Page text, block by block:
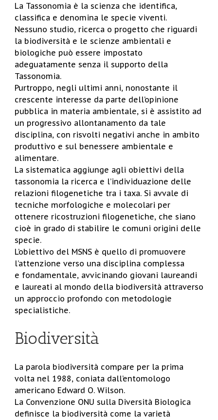
La Tassonomia è la scienza che identifica,
classifica e denomina le specie viventi.
Nessuno studio, ricerca o progetto che riguardi
la biodiversità e le scienze ambientali e
biologiche può essere impostato
adeguatamente senza il supporto della
Tassonomia.
Purtroppo, negli ultimi anni, nonostante il
crescente interesse da parte dell’opinione
pubblica in materia ambientale, si è assistito ad
un progressivo allontanamento da tale
disciplina, con risvolti negativi anche in ambito
produttivo e sul benessere ambientale e
alimentare.
La sistematica aggiunge agli obiettivi della
tassonomia la ricerca e l’individuazione delle
relazioni filogenetiche tra i taxa. Si avvale di
tecniche morfologiche e molecolari per
ottenere ricostruzioni filogenetiche, che siano
cioè in grado di stabilire le comuni origini delle
specie.
L’obiettivo del MSNS è quello di promuovere
l’attenzione verso una disciplina complessa
e fondamentale, avvicinando giovani laureandi
e laureati al mondo della biodiversità attraverso
un approccio profondo con metodologie
specialistiche.
Biodiversità
La parola biodiversità compare per la prima
volta nel 1988, coniata dall’entomologo
americano Edward O. Wilson.
La Convenzione ONU sulla Diversità Biologica
definisce la biodiversità come la varietà